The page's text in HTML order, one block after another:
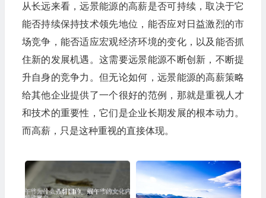
从长远来看，远景能源的高薪是否可持续，取决于它
能否持续保持技术领先地位，能否应对日益激烈的市
场竞争，能否适应宏观经济环境的变化，以及能否抓
住新的发展机遇。这需要远景能源不断创新，不断提
升自身的竞争力。但无论如何，远景能源的高薪策略
给其他企业提供了一个很好的范例，那就是重视人才
和技术的重要性，它们是企业长期发展的根本动力。
而高薪，只是这种重视的直接体现。